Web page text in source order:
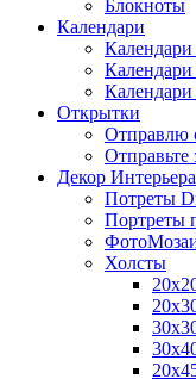
Блокноты
Календари
Открытки
Отправлю
Отправьте
Декор Интерьера
Потреты
Портреты
Холсты